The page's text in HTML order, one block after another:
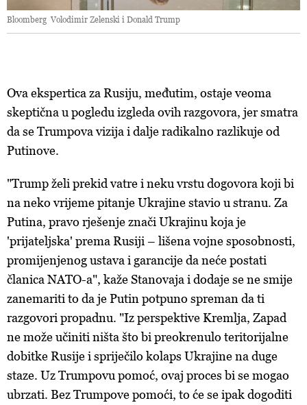
Bloomberg Volodimir Zelenski i Donald Trump
Ova ekspertica za Rusiju, međutim, ostaje veoma
skeptična u pogledu izgleda ovih razgovora, jer smatra
da se Trumpova vizija i dalje radikalno razlikuje od
Putinove.
"Trump želi prekid vatre i neku vrstu dogovora koji bi
na neko vrijeme pitanje Ukrajine stavio u stranu. Za
Putina, pravo rješenje znači Ukrajinu koja je
'prijateljska' prema Rusiji – lišena vojne sposobnosti,
promijenjenog ustava i garancije da neće postati
članica NATO-a", kaže Stanovaja i dodaje se ne smije
zanemariti to da je Putin potpuno spreman da ti
razgovori propadnu. "Iz perspektive Kremlja, Zapad
ne može učiniti ništa što bi preokrenulo teritorijalne
dobitke Rusije i spriječilo kolaps Ukrajine na duge
staze. Uz Trumpovu pomoć, ovaj proces bi se mogao
ubrzati. Bez Trumpove pomoći, to će se ipak dogoditi